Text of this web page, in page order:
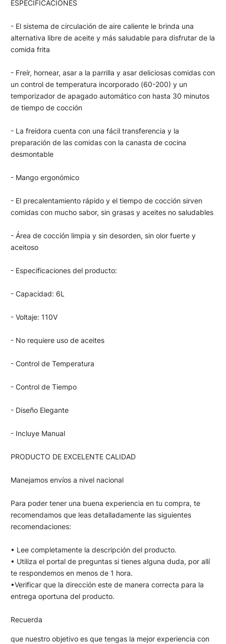
ESPECIFICACIONES
- El sistema de circulación de aire caliente le brinda una
alternativa libre de aceite y más saludable para disfrutar de la
comida frita
- Freír, hornear, asar a la parrilla y asar deliciosas comidas con
un control de temperatura incorporado (60-200) y un
temporizador de apagado automático con hasta 30 minutos
de tiempo de cocción
- La freidora cuenta con una fácil transferencia y la
preparación de las comidas con la canasta de cocina
desmontable
- Mango ergonómico
- El precalentamiento rápido y el tiempo de cocción sirven
comidas con mucho sabor, sin grasas y aceites no saludables
- Área de cocción limpia y sin desorden, sin olor fuerte y
aceitoso
- Especificaciones del producto:
- Capacidad: 6L
- Voltaje: 110V
- No requiere uso de aceites
- Control de Temperatura
- Control de Tiempo
- Diseño Elegante
- Incluye Manual
PRODUCTO DE EXCELENTE CALIDAD
Manejamos envíos a nivel nacional
Para poder tener una buena experiencia en tu compra, te
recomendamos que leas detalladamente las siguientes
recomendaciones:
• Lee completamente la descripción del producto.
• Utiliza el portal de preguntas si tienes alguna duda, por allí
te respondemos en menos de 1 hora.
•Verificar que la dirección este de manera correcta para la
entrega oportuna del producto.
Recuerda
que nuestro objetivo es que tengas la mejor experiencia con